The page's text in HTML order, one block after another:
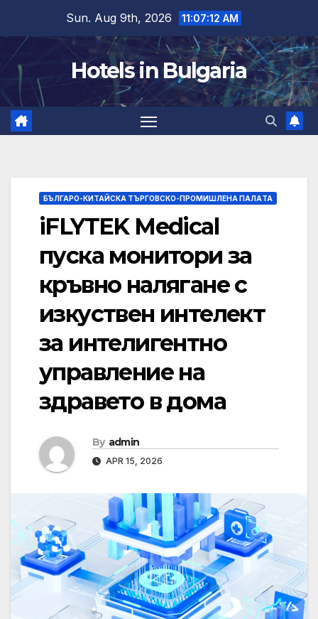
content
Sun. Aug 9th, 2026 11:07:13 AM
Hotels in Bulgaria
БЪЛГАРО-КИТАЙСКА ТЪРГОВСКО-ПРОМИШЛЕНА ПАЛAТА
iFLYTEK Medical
пуска монитори за
кръвно налягане с
изкуствен интелект
за интелигентно
управление на
здравето в дома
By admin
APR 15, 2026